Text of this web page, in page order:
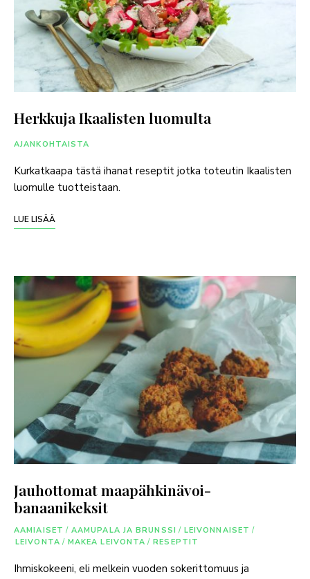
Herkkuja Ikaalisten luomulta
AJANKOHTAISTA
Kurkatkaapa tästä ihanat reseptit jotka toteutin Ikaalisten
luomulle tuotteistaan.
LUE LISÄÄ
Jauhottomat maapähkinävoi-
banaanikeksit
AAMIAISET / AAMUPALA JA BRUNSSI / LEIVONNAISET /
LEIVONTA / MAKEA LEIVONTA / RESEPTIT
Ihmiskokeeni, eli melkein vuoden sokerittomuus ja